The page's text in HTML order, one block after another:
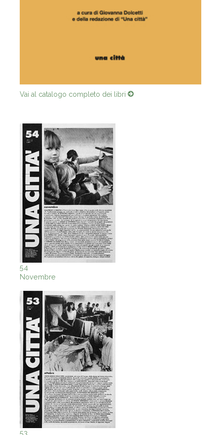
Vai al catalogo completo dei libri
54
Novembre
53